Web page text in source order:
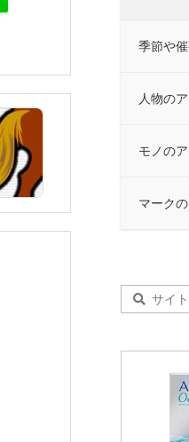
季節や
人物の
モノの
マーク